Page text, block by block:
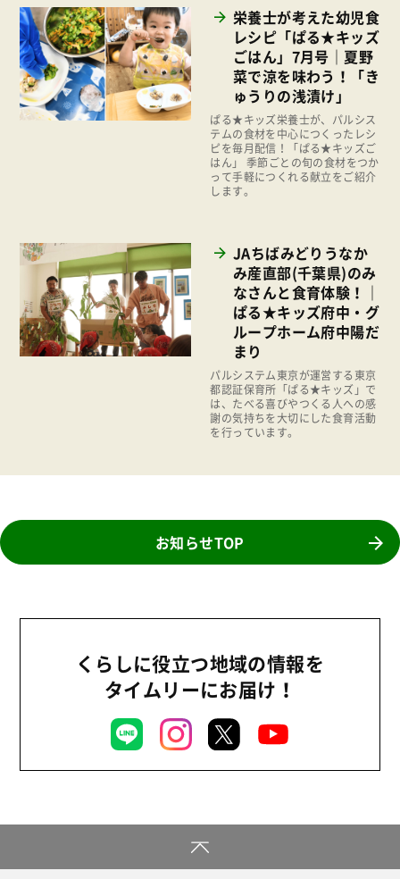
広報
復興支援
機関運営
消費者
食育
2014年
2013年
2012年
2011年
栄養士が考えた幼児食
レシピ「ぱる★キッズ
ごはん」7月号｜夏野
菜で涼を味わう！「き
ゅうりの浅漬け」
ぱる★キッズ栄養士が、パルシス
テムの食材を中心につくったレシ
ピを毎月配信！「ぱる★キッズご
はん」 季節ごとの旬の食材をつか
って手軽につくれる献立をご紹介
します。
JAちばみどりうなか
み産直部(千葉県)のみ
なさんと食育体験！｜
ぱる★キッズ府中・グ
ループホーム府中陽だ
まり
パルシステム東京が運営する東京
都認証保育所「ぱる★キッズ」で
は、たべる喜びやつくる人への感
謝の気持ちを大切にした食育活動
を行っています。
お知らせTOP
くらしに役立つ地域の情報を
タイムリーにお届け！